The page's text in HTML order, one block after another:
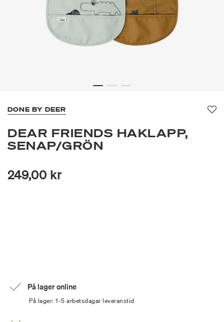
DONE BY DEER
DEAR FRIENDS HAKLAPP,
SENAP/GRÖN
249,00 kr
På lager online
På lager: 1-5 arbetsdagar leveranstid